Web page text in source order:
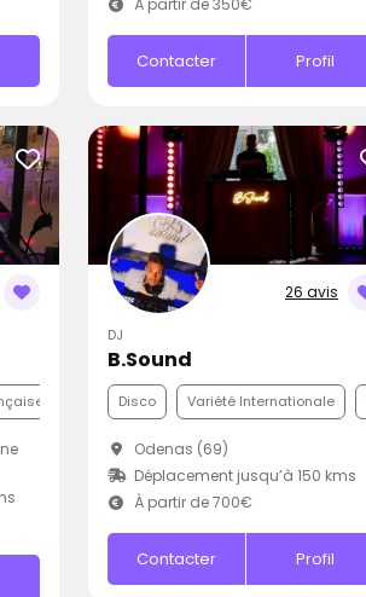
À partir de 350€
Contacter Profil
26 avis
DJ
B.Sound
Disco Variété Internationale
Odenas (69)
Déplacement jusqu’à 150 kms
À partir de 700€
Contacter Profil